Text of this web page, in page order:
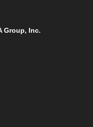
Group, Inc.